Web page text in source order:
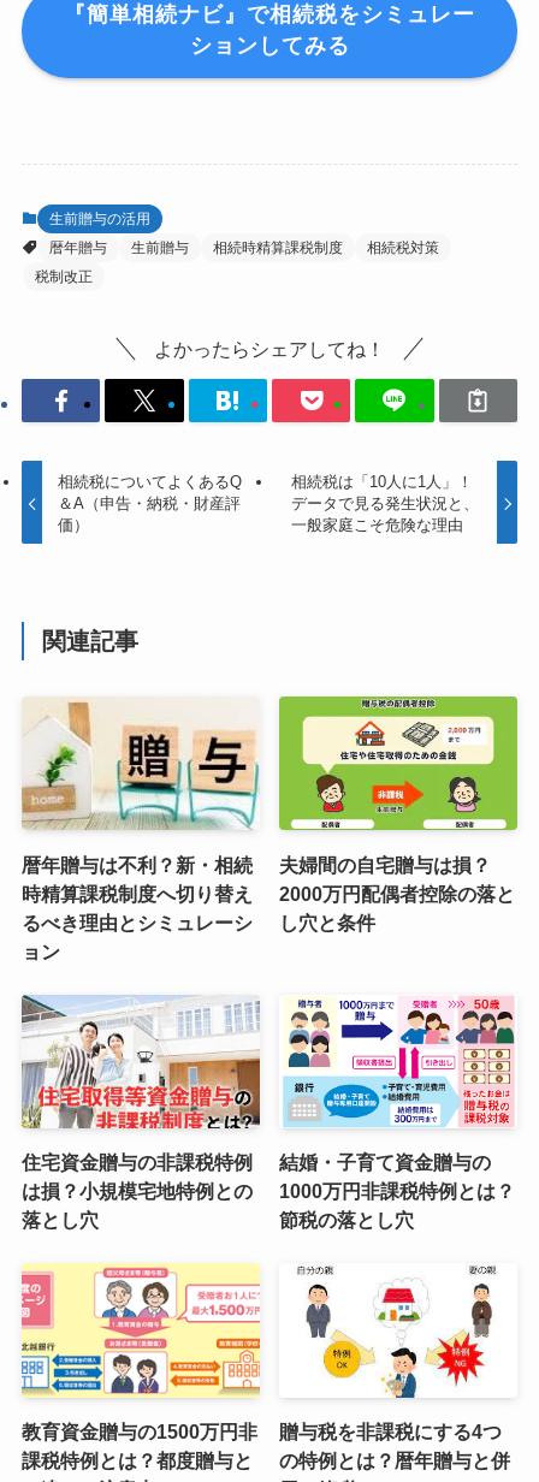
『簡単相続ナビ』で相続税をシミュレー
ションしてみる
生前贈与の活用
暦年贈与
生前贈与 相続時精算課税制度
相続税対策
税制改正
よかったらシェアしてね！
相続税についてよくあるQ
＆A（申告・納税・財産評
価）
相続税は「10人に1人」！
データで見る発生状況と、
一般家庭こそ危険な理由
関連記事
暦年贈与は不利？新・相続
時精算課税制度へ切り替え
るべき理由とシミュレーシ
ョン
夫婦間の自宅贈与は損？
2000万円配偶者控除の落と
し穴と条件
住宅資金贈与の非課税特例
は損？小規模宅地特例との
落とし穴
結婚・子育て資金贈与の
1000万円非課税特例とは？
節税の落とし穴
教育資金贈与の1500万円非
課税特例とは？都度贈与と
贈与税を非課税にする4つ
の特例とは？暦年贈与と併